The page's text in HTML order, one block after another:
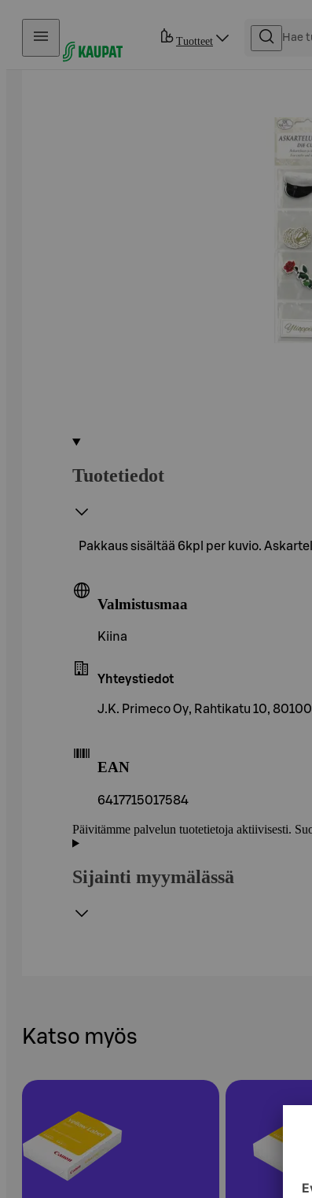
Hyppää sisältöön
Tuotteet
Tuotetiedot
Pakkaus sisältää 6kpl per kuvio.
Valmistusmaa
Kiina
Yhteystiedot
J.K. Primeco Oy, Rahtikatu 10,
EAN
6417715017584
Päivitämme palvelun tuotetietoja aktiivisesti.
Sijainti myymälässä
Katso myös